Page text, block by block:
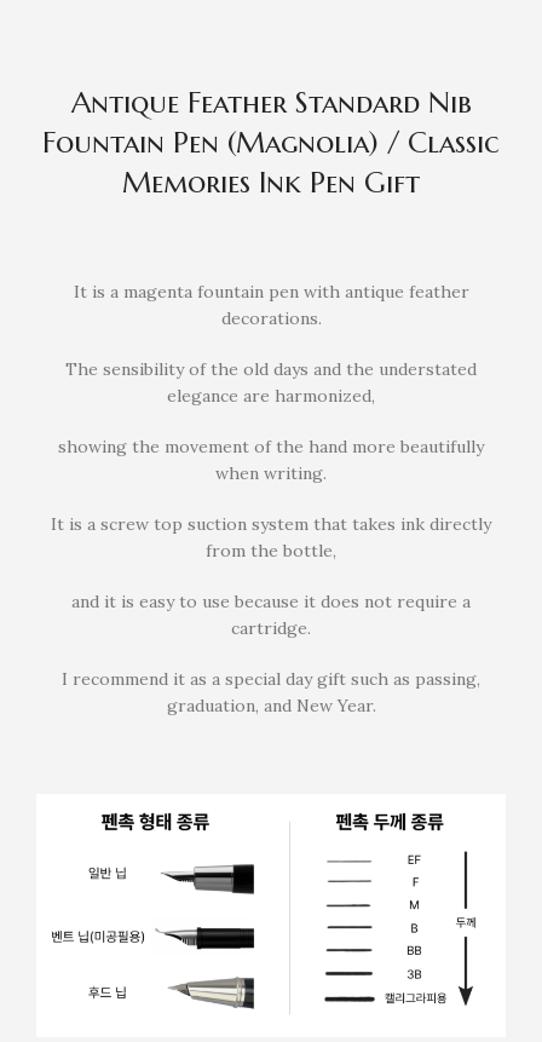
Antique Feather Standard Nib
Fountain Pen (Magnolia) / Classic
Memories Ink Pen Gift
It is a magenta fountain pen with antique feather
decorations.
The sensibility of the old days and the understated
elegance are harmonized,
showing the movement of the hand more beautifully
when writing.
It is a screw top suction system that takes ink directly
from the bottle,
and it is easy to use because it does not require a
cartridge.
I recommend it as a special day gift such as passing,
graduation, and New Year.